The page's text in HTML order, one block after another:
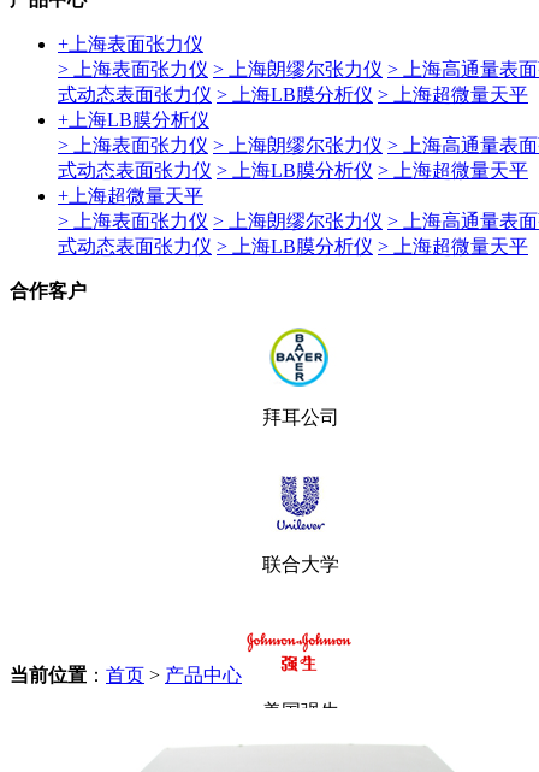
+ 上海表面张力仪
> 上海表面张力仪 > 上海朗缪尔张力仪 > 上海高通量表
式动态表面张力仪 > 上海LB膜分析仪 > 上海超微量天平
+ 上海LB膜分析仪
> 上海表面张力仪 > 上海朗缪尔张力仪 > 上海高通量表
式动态表面张力仪 > 上海LB膜分析仪 > 上海超微量天平
+ 上海超微量天平
> 上海表面张力仪 > 上海朗缪尔张力仪 > 上海高通量表
式动态表面张力仪 > 上海LB膜分析仪 > 上海超微量天平
合作客户
拜耳公司
联合大学
美国强生
当前位置 ： 首页 > 产品中心